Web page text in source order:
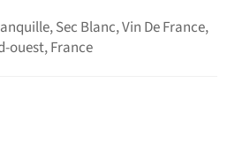
Sec Blanc, Vin De France,
ouest, France